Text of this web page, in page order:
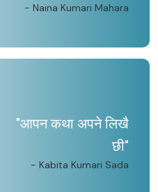
- Naina Kumari Mahara
"आपन कथा अपने लिखै
छी"
- Kabita Kumari Sada